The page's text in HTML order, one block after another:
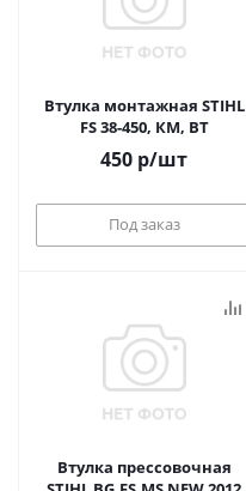
Втулка монтажная STIHL
FS 38-450, КМ, ВТ
450 р/шт
Под заказ
Втулка прессовочная